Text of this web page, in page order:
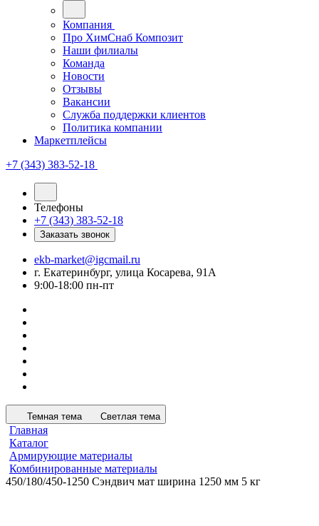
Компания
Про ХимСнаб Композит
Наши филиалы
Команда
Новости
Отзывы
Вакансии
Служба поддержки клиентов
Политика компании
Маркетплейсы
+7 (343) 383-52-18
Телефоны
+7 (343) 383-52-18
Заказать звонок
ekb-market@igcmail.ru
г. Екатеринбург, улица Косарева, 91А
9:00-18:00 пн-пт
Темная тема Светлая тема
Главная
Каталог
Армирующие материалы
Комбинированные материалы
450/180/450-1250 Сэндвич мат ширина 1250 мм 5 кг